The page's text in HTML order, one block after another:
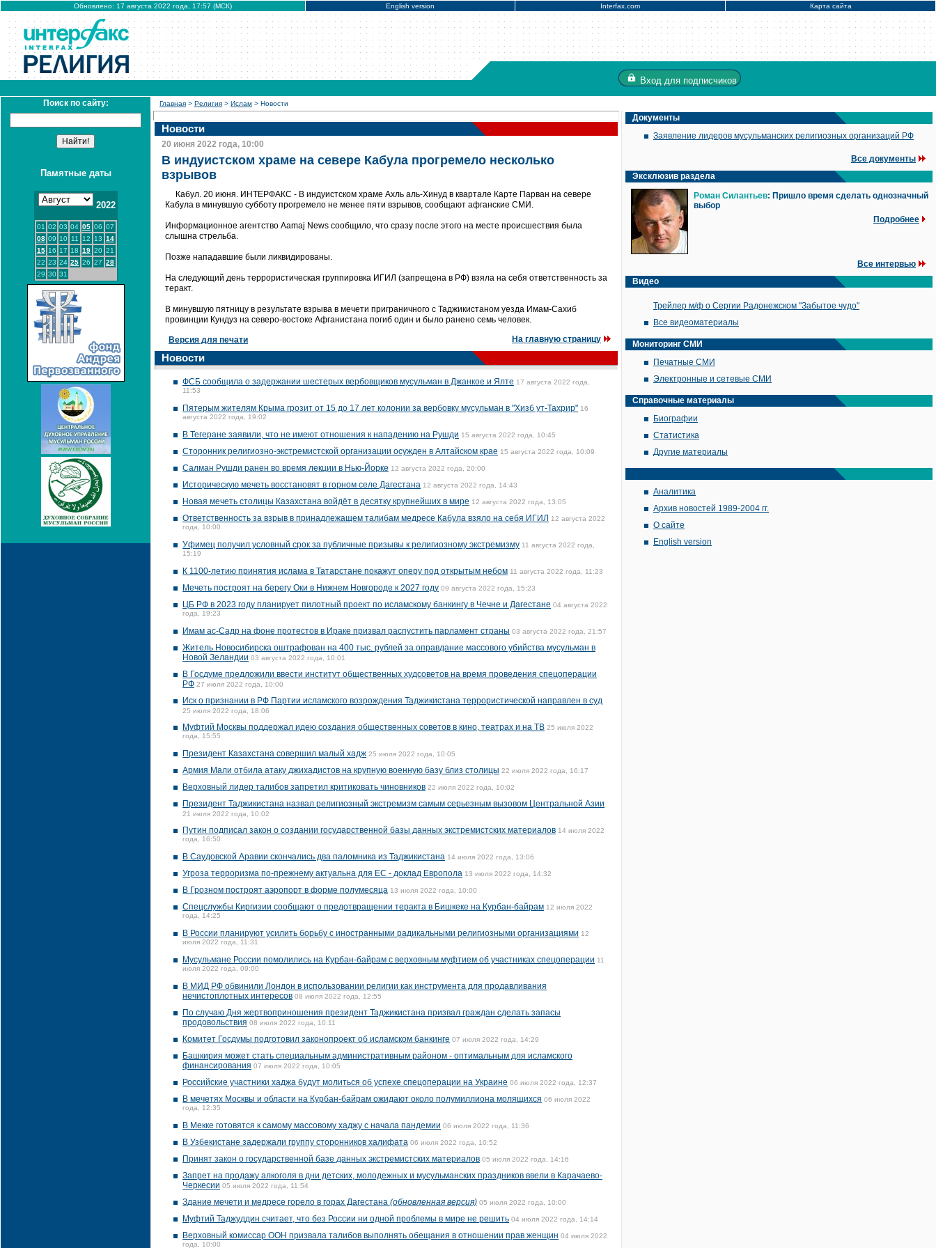
Обновлено: 17 августа 2022 года, 17:57 (МСК) English version Interfax.com Карта сайта
Вход для подписчиков
Поиск по сайту:
Памятные даты
2022
01 02 03 04 05 06 07
08 09 10 11 12 13 14
15 16 17 18 19 20 21
22 23 24 25 26 27 28
29 30 31
Главная > Религия > Ислам > Новости
Новости
20 июня 2022 года, 10:00
В индуистском храме на севере Кабула прогремело несколько
взрывов
Кабул. 20 июня. ИНТЕРФАКС - В индуистском храме Ахль аль-Хинуд в квартале Карте Парван на севере
Кабула в минувшую субботу прогремело не менее пяти взрывов, сообщают афганские СМИ.
Информационное агентство Aamaj News сообщило, что сразу после этого на месте происшествия была
слышна стрельба.
Позже нападавшие были ликвидированы.
На следующий день террористическая группировка ИГИЛ (запрещена в РФ) взяла на себя ответственность за
теракт.
В минувшую пятницу в результате взрыва в мечети приграничного с Таджикистаном уезда Имам-Сахиб
провинции Кундуз на северо-востоке Афганистана погиб один и было ранено семь человек.
Версия для печати На главную страницу
Новости
ФСБ сообщила о задержании шестерых вербовщиков мусульман в Джанкое и Ялте 17 августа 2022 года,
11:53
Пятерым жителям Крыма грозит от 15 до 17 лет колонии за вербовку мусульман в "Хизб ут-Тахрир" 16
августа 2022 года, 19:02
В Тегеране заявили, что не имеют отношения к нападению на Рушди 15 августа 2022 года, 10:45
Сторонник религиозно-экстремистской организации осужден в Алтайском крае 15 августа 2022 года, 10:09
Салман Рушди ранен во время лекции в Нью-Йорке 12 августа 2022 года, 20:00
Историческую мечеть восстановят в горном селе Дагестана 12 августа 2022 года, 14:43
Новая мечеть столицы Казахстана войдёт в десятку крупнейших в мире 12 августа 2022 года, 13:05
Ответственность за взрыв в принадлежащем талибам медресе Кабула взяло на себя ИГИЛ 12 августа 2022
года, 10:00
Уфимец получил условный срок за публичные призывы к религиозному экстремизму 11 августа 2022 года,
15:19
К 1100-летию принятия ислама в Татарстане покажут оперу под открытым небом 11 августа 2022 года, 11:23
Мечеть построят на берегу Оки в Нижнем Новгороде к 2027 году 09 августа 2022 года, 15:23
ЦБ РФ в 2023 году планирует пилотный проект по исламскому банкингу в Чечне и Дагестане 04 августа 2022
года, 19:23
Имам ас-Садр на фоне протестов в Ираке призвал распустить парламент страны 03 августа 2022 года, 21:57
Житель Новосибирска оштрафован на 400 тыс. рублей за оправдание массового убийства мусульман в
Новой Зеландии 03 августа 2022 года, 10:01
В Госдуме предложили ввести институт общественных худсоветов на время проведения спецоперации
РФ 27 июля 2022 года, 10:00
Иск о признании в РФ Партии исламского возрождения Таджикистана террористической направлен в суд
25 июля 2022 года, 18:06
Муфтий Москвы поддержал идею создания общественных советов в кино, театрах и на ТВ 25 июля 2022
года, 15:55
Президент Казахстана совершил малый хадж 25 июля 2022 года, 10:05
Армия Мали отбила атаку джихадистов на крупную военную базу близ столицы 22 июля 2022 года, 16:17
Верховный лидер талибов запретил критиковать чиновников 22 июля 2022 года, 10:02
Президент Таджикистана назвал религиозный экстремизм самым серьезным вызовом Центральной Азии
21 июля 2022 года, 10:02
Путин подписал закон о создании государственной базы данных экстремистских материалов 14 июля 2022
года, 16:50
В Саудовской Аравии скончались два паломника из Таджикистана 14 июля 2022 года, 13:06
Угроза терроризма по-прежнему актуальна для ЕС - доклад Европола 13 июля 2022 года, 14:32
В Грозном построят аэропорт в форме полумесяца 13 июля 2022 года, 10:00
Спецслужбы Киргизии сообщают о предотвращении теракта в Бишкеке на Курбан-байрам 12 июля 2022
года, 14:25
В России планируют усилить борьбу с иностранными радикальными религиозными организациями 12
июля 2022 года, 11:31
Мусульмане России помолились на Курбан-байрам с верховным муфтием об участниках спецоперации 11
июля 2022 года, 09:00
В МИД РФ обвинили Лондон в использовании религии как инструмента для продавливания
нечистоплотных интересов 08 июля 2022 года, 12:55
По случаю Дня жертвоприношения президент Таджикистана призвал граждан сделать запасы
продовольствия 08 июля 2022 года, 10:11
Комитет Госдумы подготовил законопроект об исламском банкинге 07 июля 2022 года, 14:29
Башкирия может стать специальным административным районом - оптимальным для исламского
финансирования 07 июля 2022 года, 10:05
Российские участники хаджа будут молиться об успехе спецоперации на Украине 06 июля 2022 года, 12:37
В мечетях Москвы и области на Курбан-байрам ожидают около полумиллиона молящихся 06 июля 2022
года, 12:35
В Мекке готовятся к самому массовому хаджу с начала пандемии 06 июля 2022 года, 11:36
В Узбекистане задержали группу сторонников халифата 06 июля 2022 года, 10:52
Принят закон о государственной базе данных экстремистских материалов 05 июля 2022 года, 14:16
Запрет на продажу алкоголя в дни детских, молодежных и мусульманских праздников ввели в Карачаево-
Черкесии 05 июля 2022 года, 11:54
Здание мечети и медресе горело в горах Дагестана (обновленная версия) 05 июля 2022 года, 10:00
Муфтий Таджуддин считает, что без России ни одной проблемы в мире не решить 04 июля 2022 года, 14:14
Верховный комиссар ООН призвала талибов выполнять обещания в отношении прав женщин 04 июля 2022
года, 10:00
Документы
Заявление лидеров мусульманских религиозных организаций РФ
Все документы
Эксклюзив раздела
Роман Силантьев: Пришло время сделать однозначный
выбор
Подробнее
Все интервью
Видео
Трейлер м/ф о Сергии Радонежском "Забытое чудо"
Все видеоматериалы
Мониторинг СМИ
Печатные СМИ
Электронные и сетевые СМИ
Справочные материалы
Биографии
Статистика
Другие материалы
Аналитика
Архив новостей 1989-2004 гг.
О сайте
English version